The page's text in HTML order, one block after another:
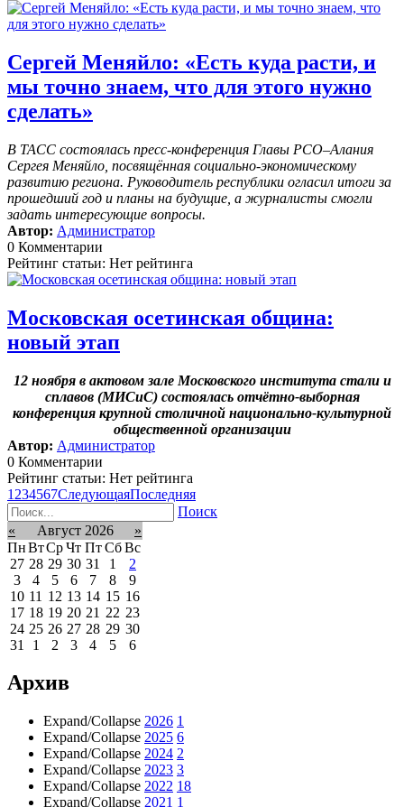
Сергей Меняйло: «Есть куда расти, и
мы точно знаем, что для этого нужно
сделать»
В ТАСС состоялась пресс-конференция Главы РСО–Алания
Сергея Меняйло, посвящённая социально-экономическому
развитию региона. Руководитель республики огласил итоги за
прошедший год и планы на будущие, а журналисты смогли
задать интересующие вопросы.
Автор: Администратор
0 Комментарии
Рейтинг статьи: Нет рейтинга
Московская осетинская община:
новый этап
12 ноября в актовом зале Московского института стали и
сплавов (МИСиС) состоялась отчётно-выборная
конференция крупной столичной национально-культурной
общественной организации
Автор: Администратор
0 Комментарии
Рейтинг статьи: Нет рейтинга
1 234567СледующаяПоследняя
Поиск
«
Август 2026
»
ПнВтСрЧт Пт Сб Вс
27 28 29 30 31 1
2
3
4 5 6 7 8
9
10 11 12 13 14 15 16
17 18 19 20 21 22 23
24 25 26 27 28 29 30
31
1 2 3 4 5 6
Архив
Expand/Collapse 2026 1
Expand/Collapse 2025 6
Expand/Collapse 2024 2
Expand/Collapse 2023 3
Expand/Collapse 2022 18
Expand/Collapse 2021 1